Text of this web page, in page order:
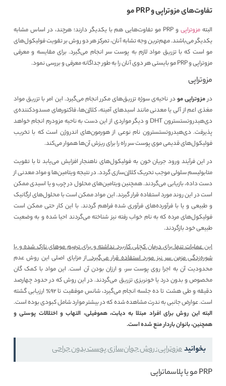
تفاوت‌های مزوتراپی و PRP مو
البته مزوتراپی
و PRP مو تفاوت‌هایی هم با یکدیگر دارند؛ هرچند، در اساس مشابه
یکدیگر می‌باشند. مهم‌ترین وجه تشابه آنان، تمرکز هر دو روش بر تقویت فولیکول‌های
مو است که با تزریق مواد لازم به پوست سر انجام می‌گیرد. برای مقایسه و معرفی
مزوتراپی و PRP مو بایستی هر دوی آنان را به طور جداگانه معرفی و بررسی نمود.
مزوتراپی
درمزوتراپی مو در ناحیه‌ی سوژه تزریق‌های مکرر انجام می‌گیرد. این امر با تزریق مواد
مغذی اعم از آلی یا معدنی مانند اسیدهای آمینه، کلاژن‌ها، فاکتورهای مسدودکننده‌ی
دی‌هیدروتستسترون DHT و دیگر مواردی از این دست به ناحیه مزودرم انجام خواهد
پذیرفت. دی‌هیدروتستسترون نام نوعی از هورمون‌های اندروژن است که با تخریب
فولیکول‌های قدیمی موی پوست سر راه را برای ریزش آن‌ها هموار می‌کند.
در این فرآیند ورود جریان خون به فولیکول‌های ناهنجار افزایش می‌یابد تا با تقویت
متابولیسم سلولی موجب تحریک کلاژن‌سازی گردد. در نتیجه ویتامین‌ها و مواد معدنی از
دست داده‌، بازیابی می‌گردند. همچنین ویتامین‌های محلول در چرب و یا اسیدی ممکن
است در این روند مورد استفاده قرار گیرند. این مواد ممکن است با محلول‌های ارگانیک
و طبیعی و یا با فرآورده‌های فرآوری شده فراهم گردند. با این کار حتی ممکن است
فولیکول‌های مرده که به نام خواب رفته نیز شناخته می‌گردند احیا شده و به وضعیت
طبیعی خود بازگردند.
این عملیات تنها برای درمان کچلی کاربرد نداشته و برای ترمیم موهای نازک شده و یا
شوره‌زدگی مزمن سر نیز مورد استفاده قرار می‌گیرد.از مزایای اصلی این روش عدم
محدودیت آن به اجرا روی پوست سر، و ارزان بودن آن است. این مواد با کمک گان
مخصوص و بدون درد یا خونریزی تزریق می‌گردند. در این روش که در حدود چهارصد
دقیقه و طی هشت تا ده جلسه انجام‌ می‌گیرد، شانس موفقیت تا ۹۲٪ ارزیابی گشته
است. عوارض جانبی به ندرت مشاهده شده که در بیشتر موارد شامل کبودی بوده است.
البته این روش برای افراد مبتلا به دیابت، هموفیلی، التهاب و اختلالات پوستی و
همچنین، بانوان باردار منع شده است.
بخوانیدمزوتراپی: روش جوان‌سازی پوست بدون جراحی
PRP مو یا پلاسماتراپی